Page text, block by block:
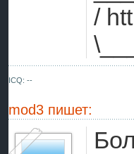
/
ICQ: --
mod3 пишет: